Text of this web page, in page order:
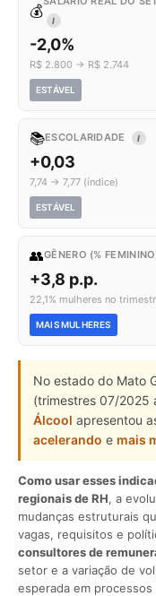
💰
I
-2,0%
R$ 2.800 → R$ 2.744
ESTÁVEL
📚ESCOLARIDADE I
+0,03
7,74 → 7,77 (índice)
ESTÁVEL
👥GÊNERO (%
+3,8 p.p.
22,1% mulheres no
MAIS MULHERES
No estado do Mato
(trimestres 07/2025
Álcool apresentou
acelerando e mais
Como usar esses
regionais de RH, a
mudanças estruturais
vagas, requisitos e
consultores de
setor e a variação de
esperada em